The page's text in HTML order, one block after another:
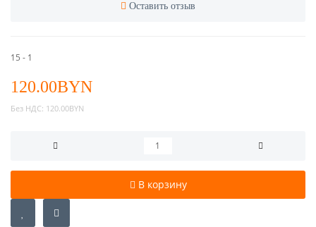
Оставить отзыв
15 - 1
120.00BYN
Без НДС: 120.00BYN
В корзину